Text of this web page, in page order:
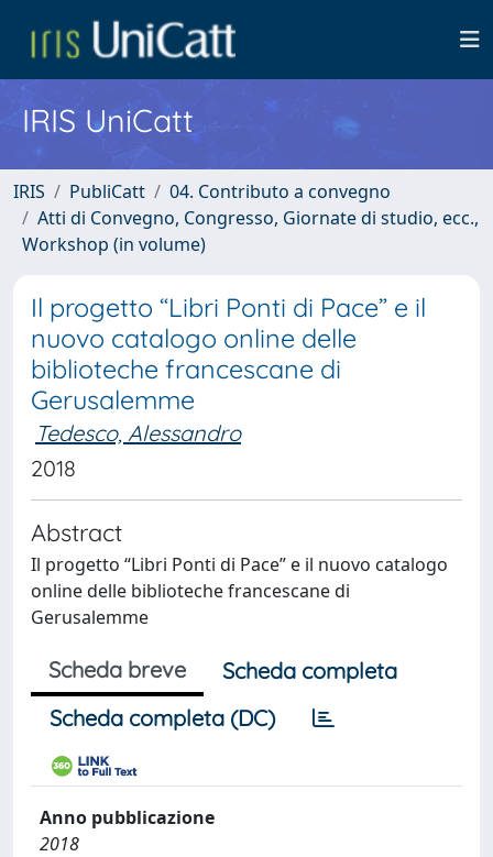
IRIS UniCatt
IRIS PubliCatt
04. Contributo a convegno
Atti di Convegno, Congresso, Giornate di studio, ecc.,
Workshop (in volume)
Il progetto “Libri Ponti di Pace” e il
nuovo catalogo online delle
biblioteche francescane di
Gerusalemme
Tedesco, Alessandro
2018
Abstract
Il progetto “Libri Ponti di Pace” e il nuovo catalogo
online delle biblioteche francescane di
Gerusalemme
Scheda breve
Scheda completa
Scheda completa (DC)
Anno pubblicazione
2018